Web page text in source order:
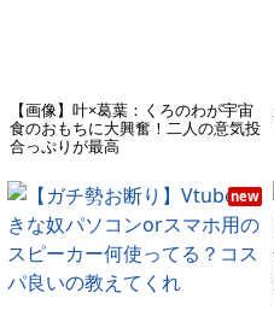
【画像】叶×葛葉：くろのわが宇宙
食のおもちに大興奮！二人の意気投
合っぷりが最高
new